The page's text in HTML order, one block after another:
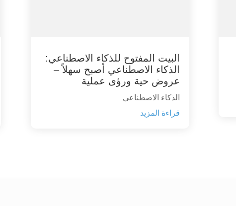
البيت المفتوح للذكاء الاصطناعي:
الذكاء الاصطناعي أصبح سهلاً –
عروض حية ورؤى عملية
الذكاء الاصطناعي
قراءة المزيد